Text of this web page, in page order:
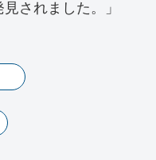
されました。」